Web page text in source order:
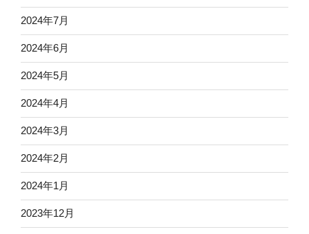
2024年7月
2024年6月
2024年5月
2024年4月
2024年3月
2024年2月
2024年1月
2023年12月